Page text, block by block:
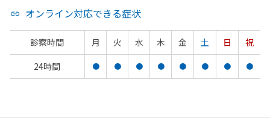
オンライン対応できる症状
診察時間 月 火 水 木 金 土 日
祝
24時間
● ● ● ● ● ● ● ●